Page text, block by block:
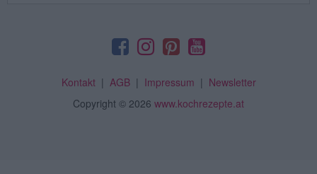
Kontakt| AGB| Impressum | Newsletter
Copyright © 2026 www.kochrezepte.at